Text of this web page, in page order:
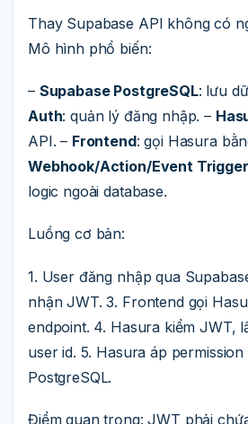
Thay Supabase API không có
Mô hình phổ biến:
– Supabase PostgreSQL: lưu
Auth: quản lý đăng nhập. –
API. – Frontend: gọi Hasura
Webhook/Action/Event Trigger
logic ngoài database.
Luồng cơ bản:
1. User đăng nhập qua
nhận JWT. 3. Frontend gọi
endpoint. 4. Hasura kiểm JWT,
user id. 5. Hasura áp
PostgreSQL.
Điểm quan trọng: JWT phải